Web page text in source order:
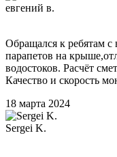
евгений в.
Обращался к ребятам с
парапетов на
водостоков. Расчёт
Качество и скорость
18 марта 2024
Sergei K.